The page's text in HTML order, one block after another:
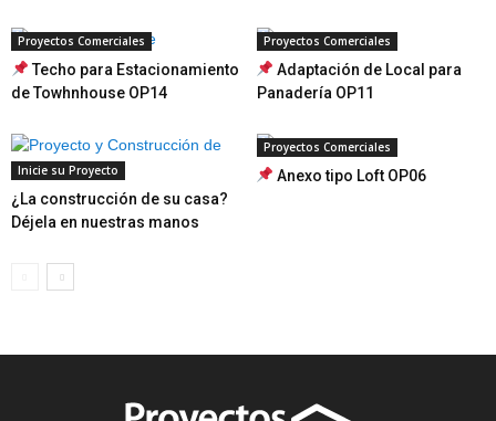
Proyectos Comerciales
Techo para Estacionamiento
de Towhnhouse OP14
Proyectos Comerciales
Adaptación de Local para
Panadería OP11
Inicie su Proyecto
¿La construcción de su casa?
Déjela en nuestras manos
Proyectos Comerciales
Anexo tipo Loft OP06